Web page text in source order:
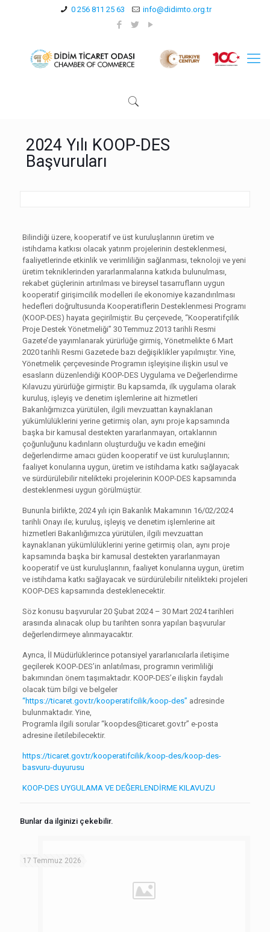
0 256 811 25 63 info@didimto.org.tr
2024 Yılı KOOP-DES
Başvuruları
Bilindiği üzere, kooperatif ve üst kuruluşlarının üretim ve
istihdama katkısı olacak yatırım projelerinin desteklenmesi,
faaliyetlerinde etkinlik ve verimliliğin sağlanması, teknoloji ve yeni
üretim tekniklerinden yararlanmalarına katkıda bulunulması,
rekabet güçlerinin artırılması ve bireysel tasarrufların uygun
kooperatif girişimcilik modelleri ile ekonomiye kazandırılması
hedefleri doğrultusunda Kooperatiflerin Desteklenmesi Programı
(KOOP-DES) hayata geçirilmiştir. Bu çerçevede, “Kooperatifçilik
Proje Destek Yönetmeliği” 30 Temmuz 2013 tarihli Resmi
Gazete’de yayımlanarak yürürlüğe girmiş, Yönetmelikte 6 Mart
2020 tarihli Resmi Gazetede bazı değişiklikler yapılmıştır. Yine,
Yönetmelik çerçevesinde Programın işleyişine ilişkin usul ve
esasların düzenlendiği KOOP-DES Uygulama ve Değerlendirme
Kılavuzu yürürlüğe girmiştir. Bu kapsamda, ilk uygulama olarak
kuruluş, işleyiş ve denetim işlemlerine ait hizmetleri
Bakanlığımızca yürütülen, ilgili mevzuattan kaynaklanan
yükümlülüklerini yerine getirmiş olan, aynı proje kapsamında
başka bir kamusal destekten yararlanmayan, ortaklarının
çoğunluğunu kadınların oluşturduğu ve kadın emeğini
değerlendirme amacı güden kooperatif ve üst kuruluşlarının;
faaliyet konularına uygun, üretim ve istihdama katkı sağlayacak
ve sürdürülebilir nitelikteki projelerinin KOOP-DES kapsamında
desteklenmesi uygun görülmüştür.
Bununla birlikte, 2024 yılı için Bakanlık Makamının 16/02/2024
tarihli Onayı ile; kuruluş, işleyiş ve denetim işlemlerine ait
hizmetleri Bakanlığımızca yürütülen, ilgili mevzuattan
kaynaklanan yükümlülüklerini yerine getirmiş olan, aynı proje
kapsamında başka bir kamusal destekten yararlanmayan
kooperatif ve üst kuruluşlarının, faaliyet konularına uygun, üretim
ve istihdama katkı sağlayacak ve sürdürülebilir nitelikteki projeleri
KOOP-DES kapsamında desteklenecektir.
Söz konusu başvurular 20 Şubat 2024 – 30 Mart 2024 tarihleri
arasında alınacak olup bu tarihten sonra yapılan başvurular
değerlendirmeye alınmayacaktır.
Ayrıca, İl Müdürlüklerince potansiyel yararlanıcılarla iletişime
geçilerek KOOP-DES’in anlatılması, programın verimliliği
bakımından önem taşımaktadır. KOOP-DES’e ilişkin faydalı
olacak tüm bilgi ve belgeler
“https://ticaret.gov.tr/kooperatifcilik/koop-des” adresinde
bulunmaktadır. Yine,
Programla ilgili sorular “koopdes@ticaret.gov.tr” e-posta
adresine iletilebilecektir.
https://ticaret.gov.tr/kooperatifcilik/koop-des/koop-des-
basvuru-duyurusu
KOOP-DES UYGULAMA VE DEĞERLENDİRME KILAVUZU
Bunlar da ilginizi çekebilir.
17 Temmuz 2026